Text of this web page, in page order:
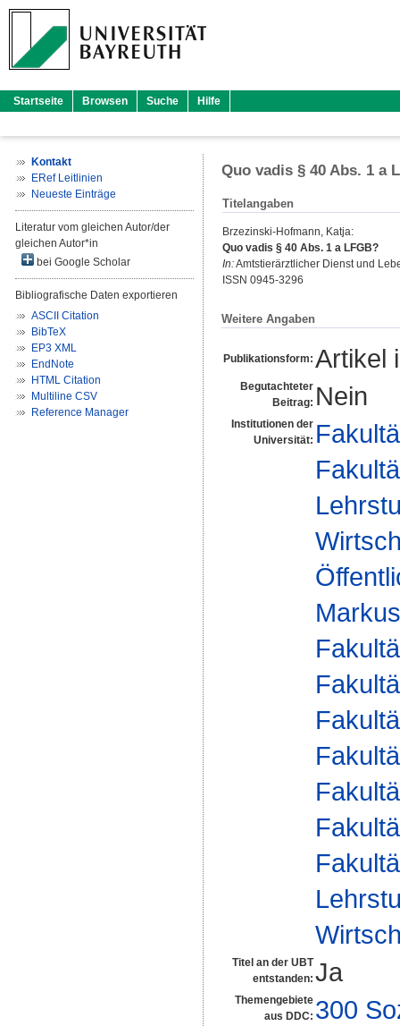
Startseite Browsen Suche Hilfe
Kontakt
ERef Leitlinien
Neueste Einträge
Literatur vom gleichen Autor/der
gleichen Autor*in
bei Google Scholar
Bibliografische Daten exportieren
ASCII Citation
BibTeX
EP3 XML
EndNote
HTML Citation
Multiline CSV
Reference Manager
Quo vadis § 40 Abs. 1 a
Titelangaben
Brzezinski-Hofmann, Katja:
Quo vadis § 40 Abs. 1 a LFGB?
In:Amtstierärztlicher Dienst und
ISSN 0945-3296
Weitere Angaben
Publikationsform: Artikel
Begutachteter
Beitrag: Nein
Institutionen der
Universität:
Titel an der UBT
entstanden: Ja
Themengebiete
aus DDC: 300